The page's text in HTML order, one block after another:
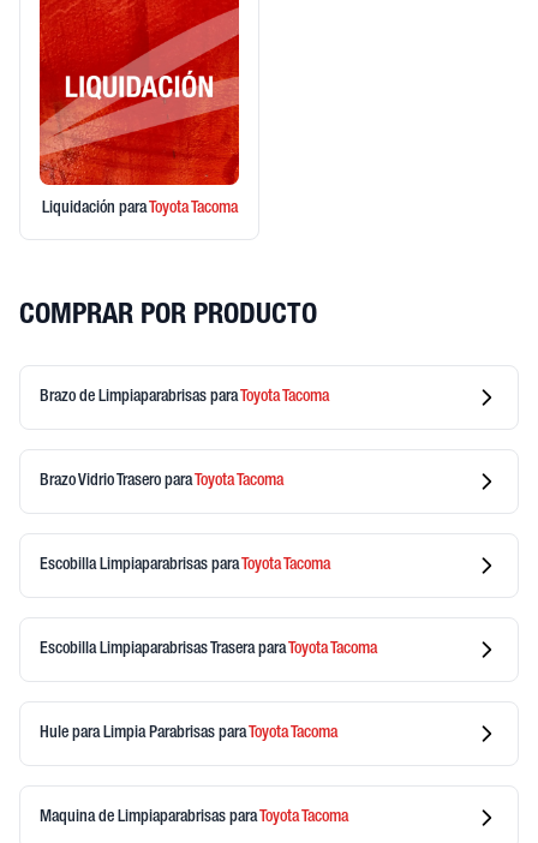
Liquidación para ToyotaTacoma
COMPRAR POR PRODUCTO
Brazo de Limpiaparabrisas paraToyotaTacoma
Brazo Vidrio Trasero paraToyotaTacoma
Escobilla Limpiaparabrisas paraToyotaTacoma
Escobilla Limpiaparabrisas TraseraparaToyotaTacoma
Hule para Limpia Parabrisas paraToyotaTacoma
Maquina de Limpiaparabrisas paraToyotaTacoma